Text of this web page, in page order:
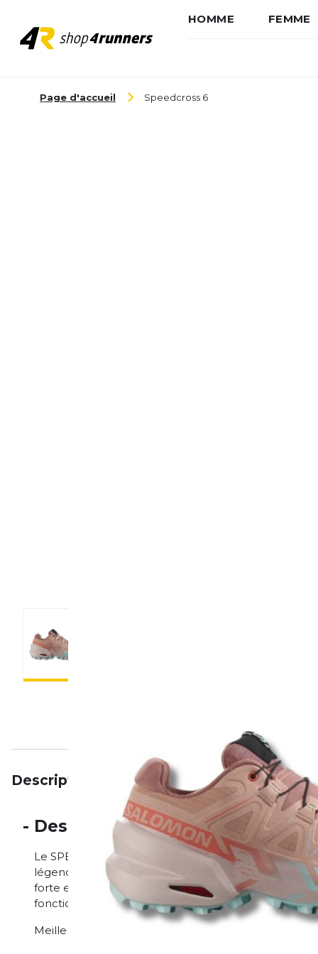
HOMME FEMME
Page d'accueil Speedcross 6
Description Particularités Avis
- Description
Le SPEEDCROSS 6 n'a pas besoin d'être présenté.
légende du trail. La nouvelle version est encore
forte et une élimination plus rapide de la boue.
fonctionnelle et fougueuse - le tout avec le confort
Meilleure pour terrain mixte, boueux, traction, 2-3